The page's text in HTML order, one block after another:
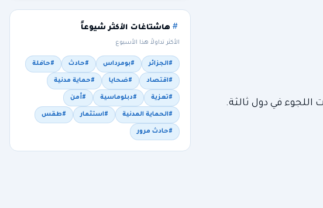
اللجوء في دول ثالثة.
هاشتاغات الأكثر شيوعاً
الأكثر تداولاً هذا الأسبوع
#الجزائر #بومرداس #حادث #حافلة
#اقتصاد #ضحايا #حماية مدنية
#تعزية #دبلوماسية #أمن
#الحماية المدنية #استثمار #طقس
#حادث مرور